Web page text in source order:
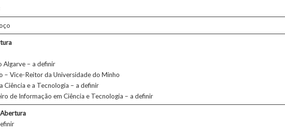
Algarve – a definir
– Vice-Reitor da Universidade do Minho
Ciência e a Tecnologia – a definir
de Informação em Ciência e Tecnologia – a definir